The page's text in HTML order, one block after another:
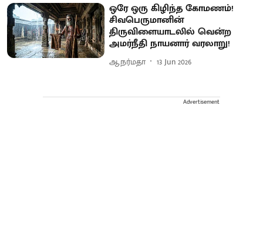
ஒரே ஒரு கிழிந்த கோமணம்!
சிவபெருமானின்
திருவிளையாடலில் வென்ற
அமர்நீதி நாயனார் வரலாறு!
ஆ.நர்மதா 13 Jun 2026
Advertisement